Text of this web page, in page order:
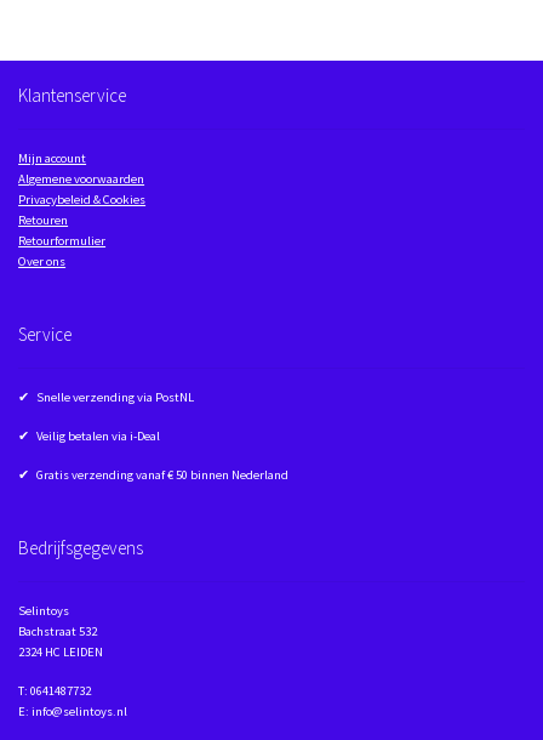
Klantenservice
Mijn account
Algemene voorwaarden
Privacybeleid & Cookies
Retouren
Retourformulier
Over ons
Service
✔ Snelle verzending via PostNL
✔ Veilig betalen via i-Deal
✔ Gratis verzending vanaf € 50 binnen Nederland
Bedrijfsgegevens
Selintoys
Bachstraat 532
2324 HC LEIDEN
T: 0641487732
E: info@selintoys.nl